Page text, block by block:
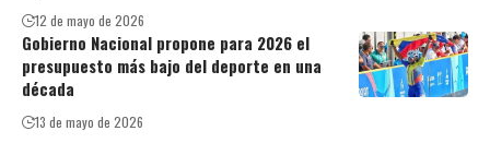
12 de mayo de 2026
Gobierno Nacional propone para 2026 el
presupuesto más bajo del deporte en una
década
13 de mayo de 2026